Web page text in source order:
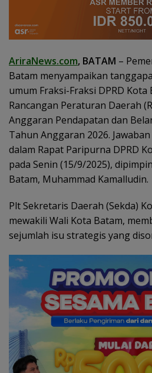
AriraNews.com, BATAM –
Batam menyampaikan
umum Fraksi-Fraksi DPRD
Rancangan Peraturan Daerah
Anggaran Pendapatan dan
Tahun Anggaran 2026.
dalam Rapat Paripurna DPRD
pada Senin (15/9/2025),
Batam, Muhammad Kamalludin.
Plt Sekretaris Daerah (Sekda)
mewakili Wali Kota Batam,
sejumlah isu strategis yang